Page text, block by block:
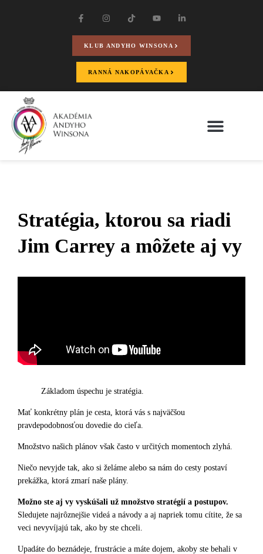
KLUB ANDYHO WINSONA
RANNÁ NAKOPÁVAČKA
Stratégia, ktorou sa riadi
Jim Carrey a môžete aj vy
Základom úspechu je stratégia.
Mať konkrétny plán je cesta, ktorá vás s najväčšou
pravdepodobnosťou dovedie do cieľa.
Množstvo našich plánov však často v určitých momentoch zlyhá.
Niečo nevyjde tak, ako si želáme alebo sa nám do cesty postaví
prekážka, ktorá zmarí naše plány.
Možno ste aj vy vyskúšali už množstvo stratégií a postupov.
Sledujete najrôznejšie videá a návody a aj napriek tomu cítite, že sa
veci nevyvíjajú tak, ako by ste chceli.
Upadáte do beznádeje, frustrácie a máte dojem, akoby ste behali v